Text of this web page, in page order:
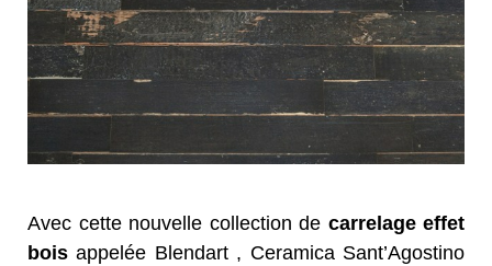
Avec cette nouvelle collection de carrelage effet
boisappelée Blendart , Ceramica Sant’Agostino